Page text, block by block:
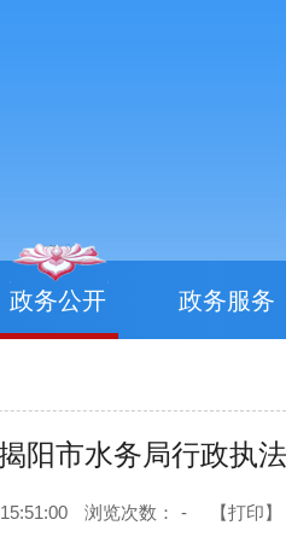
政务公开 政务服务
阳市水务局行政执
浏览次数： - 【打印】